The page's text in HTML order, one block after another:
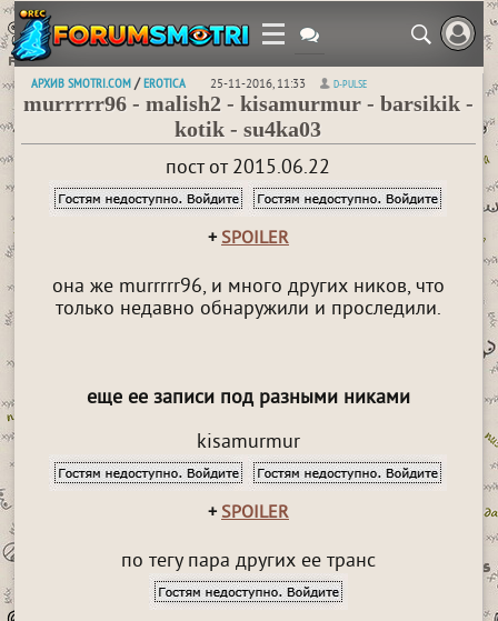
АРХИВ SMOTRI.COM /EROTICA 25-11-2016, 11:33 D-PULSE
murrrrr96 - malish2 - kisamurmur - barsikik -
kotik - su4ka03
пост от 2015.06.22
+ SPOILER
она же murrrrr96, и много других ников, что
только недавно обнаружили и проследили.
еще ее записи под разными никами
kisamurmur
+ SPOILER
по тегу пара других ее транс